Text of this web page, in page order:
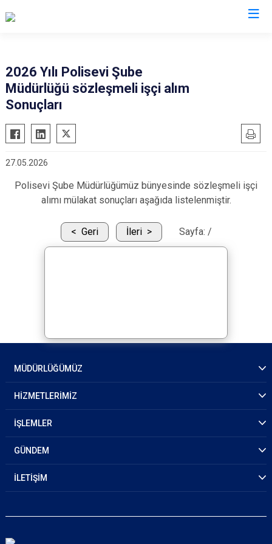
2026 Yılı Polisevi Şube
Müdürlüğü sözleşmeli işçi alım
Sonuçları
27.05.2026
Polisevi Şube Müdürlüğümüz bünyesinde sözleşmeli işçi
alımı mülakat sonuçları aşağıda listelenmiştir.
Geri İleri Sayfa: /
MÜDÜRLÜĞÜMÜZ
HİZMETLERİMİZ
İŞLEMLER
GÜNDEM
İLETİŞİM